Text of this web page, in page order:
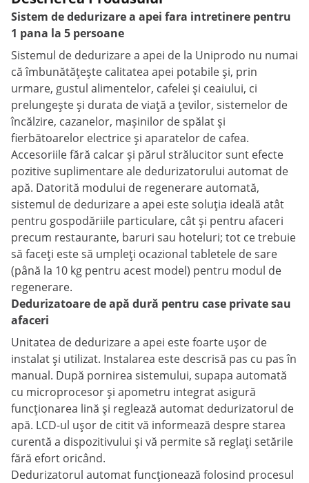
Sistem de dedurizare a apei fara intretinere pentru
1 pana la 5 persoane
Sistemul de dedurizare a apei de la Uniprodo nu numai
că îmbunătățește calitatea apei potabile și, prin
urmare, gustul alimentelor, cafelei și ceaiului, ci
prelungește și durata de viață a țevilor, sistemelor de
încălzire, cazanelor, mașinilor de spălat și
fierbătoarelor electrice și aparatelor de cafea.
Accesoriile fără calcar și părul strălucitor sunt efecte
pozitive suplimentare ale dedurizatorului automat de
apă. Datorită modului de regenerare automată,
sistemul de dedurizare a apei este soluția ideală atât
pentru gospodăriile particulare, cât și pentru afaceri
precum restaurante, baruri sau hoteluri; tot ce trebuie
să faceți este să umpleți ocazional tabletele de sare
(până la 10 kg pentru acest model) pentru modul de
regenerare.
Dedurizatoare de apă dură pentru case private sau
afaceri
Unitatea de dedurizare a apei este foarte ușor de
instalat și utilizat. Instalarea este descrisă pas cu pas în
manual. După pornirea sistemului, supapa automată
cu microprocesor și apometru integrat asigură
funcționarea lină și reglează automat dedurizatorul de
apă. LCD-ul ușor de citit vă informează despre starea
curentă a dispozitivului și vă permite să reglați setările
fără efort oricând.
Dedurizatorul automat funcționează folosind procesul